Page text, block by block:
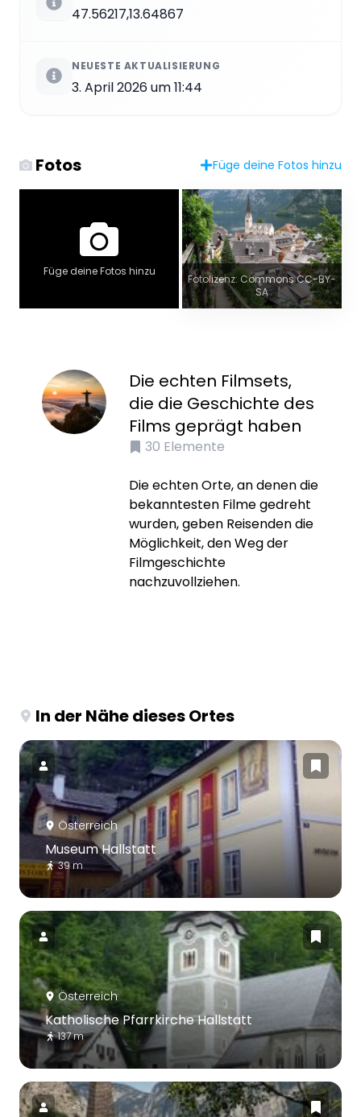
47.56217,13.64867
NEUESTE AKTUALISIERUNG
3. April 2026 um 11:44
Fotos Füge deine Fotos hinzu
Füge deine Fotos hinzu
Fotolizenz: Commons CC-BY-
SA
Die echten Filmsets,
die die Geschichte des
Films geprägt haben
30 Elemente
Die echten Orte, an denen die
bekanntesten Filme gedreht
wurden, geben Reisenden die
Möglichkeit, den Weg der
Filmgeschichte
nachzuvollziehen.
In der Nähe dieses Ortes
Österreich
Museum Hallstatt
39 m
Österreich
Katholische Pfarrkirche Hallstatt
137 m